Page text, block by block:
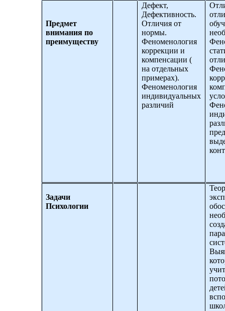
Предмет
внимания по
преимуществу
Дефект,
Дефективность.
Отличия от
нормы.
Феноменология
коррекции и
компенсации (
на отдельных
примерах).
Феноменология
индивидуальных
различий
Задачи
Психологии